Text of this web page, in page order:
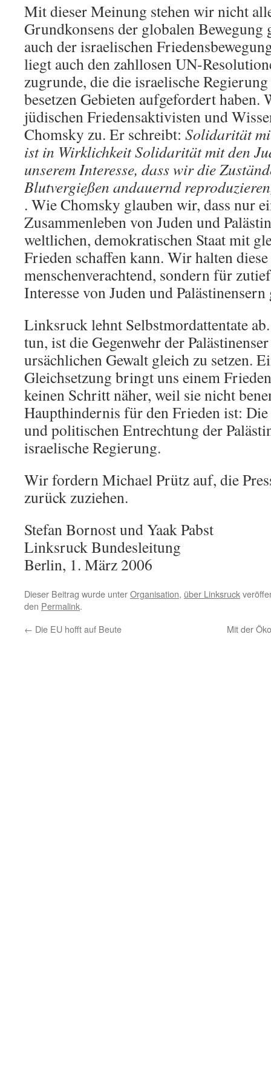
Mit dieser Meinung stehen wir nicht
Grundkonsens der globalen Bewegung
auch der israelischen
liegt auch den zahllosen UN-
zugrunde, die die israelische
besetzen Gebieten aufgefordert haben.
jüdischen Friedensaktivisten und
Chomsky zu. Er schreibt: Solidarität
ist in Wirklichkeit Solidarität mit den
unserem Interesse, dass wir die
Blutvergießen andauernd
. Wie Chomsky glauben wir, dass nur
Zusammenleben von Juden und
weltlichen, demokratischen Staat mit
Frieden schaffen kann. Wir halten
menschenverachtend, sondern für
Interesse von Juden und
Linksruck lehnt Selbstmordattentate
tun, ist die Gegenwehr der
ursächlichen Gewalt gleich zu setzen.
Gleichsetzung bringt uns einem
keinen Schritt näher, weil sie nicht
Haupthindernis für den Frieden ist:
und politischen Entrechtung der
israelische Regierung.
Wir fordern Michael Prütz auf, die
zurück zuziehen.
Stefan Bornost und Yaak Pabst
Linksruck Bundesleitung
Berlin, 1. März 2006
Dieser Beitrag wurde unterOrganisation, über Linksruck
den Permalink.
← Die EU hofft auf Beute Mit der